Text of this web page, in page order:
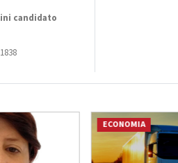
candidato
1838
ECONOMIA